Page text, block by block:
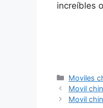
increíbles
Moviles
Movil
Movil